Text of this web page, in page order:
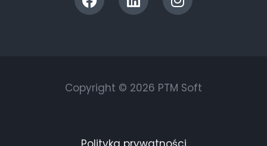
Copyright © 2026 PTM Soft